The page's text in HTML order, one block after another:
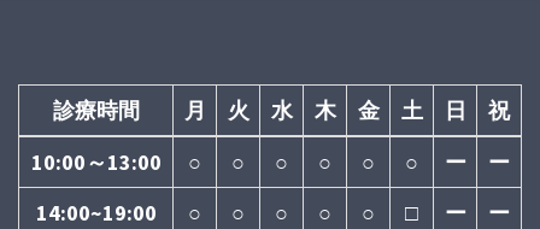
診療時間 月 火 水 木 金 土 日
祝
10:00～13:00
○ ○ ○ ○ ○ ○ ー
ー
14:00~19:00
○ ○ ○ ○ ○ □ ー ー